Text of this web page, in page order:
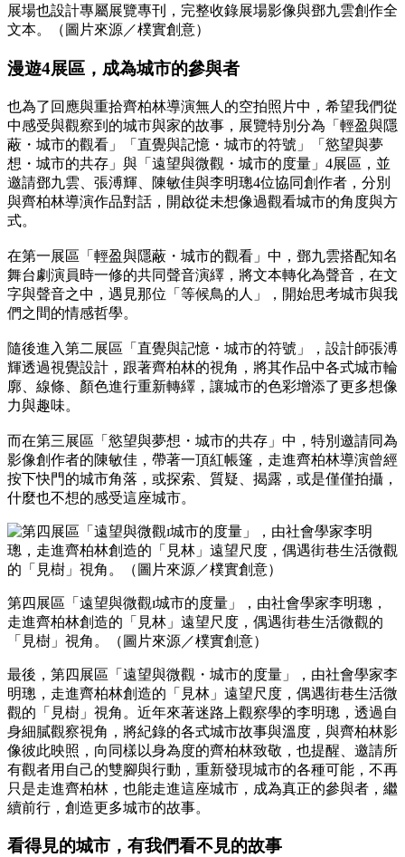
展場也設計專屬展覽專刊，完整收錄展場影像與鄧九雲創作全
文本。（圖片來源／樸實創意）
漫遊4展區，成為城市的參與者
也為了回應與重拾齊柏林導演無人的空拍照片中，希望我們從
中感受與觀察到的城市與家的故事，展覽特別分為「輕盈與隱
蔽・城市的觀看」「直覺與記憶・城市的符號」「慾望與夢
想・城市的共存」與「遠望與微觀・城市的度量」4展區，並
邀請鄧九雲、張溥輝、陳敏佳與李明璁4位協同創作者，分別
與齊柏林導演作品對話，開啟從未想像過觀看城市的角度與方
式。
在第一展區「輕盈與隱蔽・城市的觀看」中，鄧九雲搭配知名
舞台劇演員時一修的共同聲音演繹，將文本轉化為聲音，在文
字與聲音之中，遇見那位「等候鳥的人」，開始思考城市與我
們之間的情感哲學。
隨後進入第二展區「直覺與記憶・城市的符號」，設計師張溥
輝透過視覺設計，跟著齊柏林的視角，將其作品中各式城市輪
廓、線條、顏色進行重新轉繹，讓城市的色彩增添了更多想像
力與趣味。
而在第三展區「慾望與夢想・城市的共存」中，特別邀請同為
影像創作者的陳敏佳，帶著一頂紅帳篷，走進齊柏林導演曾經
按下快門的城市角落，或探索、質疑、揭露，或是僅僅拍攝，
什麼也不想的感受這座城市。
第四展區「遠望與微觀ɪ城市的度量」，由社會學家李明璁，
走進齊柏林創造的「見林」遠望尺度，偶遇街巷生活微觀的
「見樹」視角。（圖片來源／樸實創意）
最後，第四展區「遠望與微觀・城市的度量」，由社會學家李
明璁，走進齊柏林創造的「見林」遠望尺度，偶遇街巷生活微
觀的「見樹」視角。近年來著迷路上觀察學的李明璁，透過自
身細膩觀察視角，將紀錄的各式城市故事與溫度，與齊柏林影
像彼此映照，向同樣以身為度的齊柏林致敬，也提醒、邀請所
有觀者用自己的雙腳與行動，重新發現城市的各種可能，不再
只是走進齊柏林，也能走進這座城市，成為真正的參與者，繼
續前行，創造更多城市的故事。
看得見的城市，有我們看不見的故事